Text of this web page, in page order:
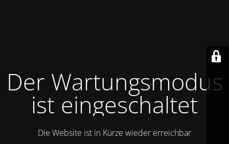
Der Wartungsmodus
ist eingeschaltet
Die Website ist in Kürze wieder erreichbar